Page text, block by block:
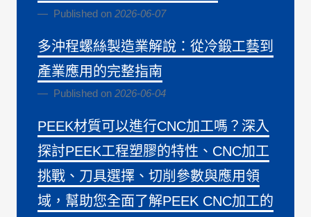
Published on 2026-06-07
多沖程螺絲製造業解說：從冷鍛工藝到
產業應用的完整指南
Published on 2026-06-04
PEEK材質可以進行CNC加工嗎？深入
探討PEEK工程塑膠的特性、CNC加工
挑戰、刀具選擇、切削參數與應用領
域，幫助您全面了解PEEK CNC加工的